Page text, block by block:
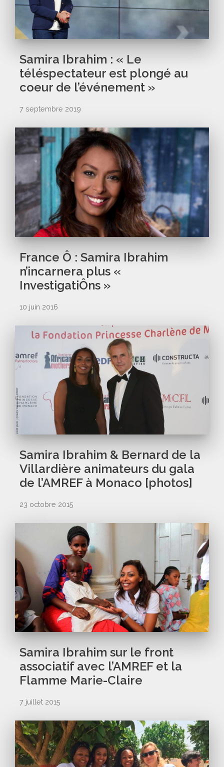
Samira Ibrahim : « Le
téléspectateur est plongé au
coeur de l’événement »
7 septembre 2019
France Ô : Samira Ibrahim
n’incarnera plus «
InvestigatiÔns »
10 juin 2016
Samira Ibrahim & Bernard de la
Villardière animateurs du gala
de l’AMREF à Monaco [photos]
23 octobre 2015
Samira Ibrahim sur le front
associatif avec l’AMREF et la
Flamme Marie-Claire
7 juillet 2015